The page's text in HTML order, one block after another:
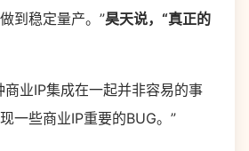
到稳定量产。”昊天说，“真正的
商业IP集成在一起并非容易的事
一些商业IP重要的BUG。”